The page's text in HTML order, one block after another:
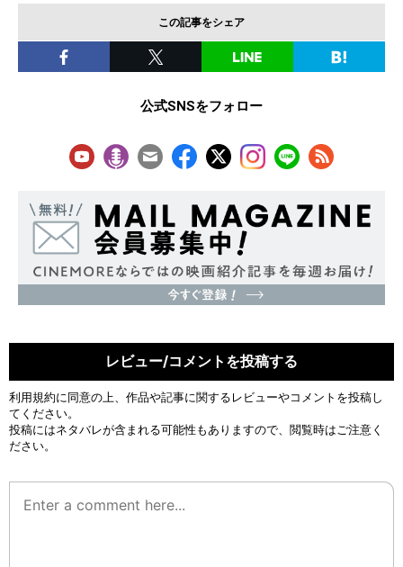
この記事をシェア
公式SNSをフォロー
レビュー/コメントを投稿する
利用規約に同意の上、作品や記事に関するレビューやコメントを投稿し
てください。
投稿にはネタバレが含まれる可能性もありますので、閲覧時はご注意く
ださい。